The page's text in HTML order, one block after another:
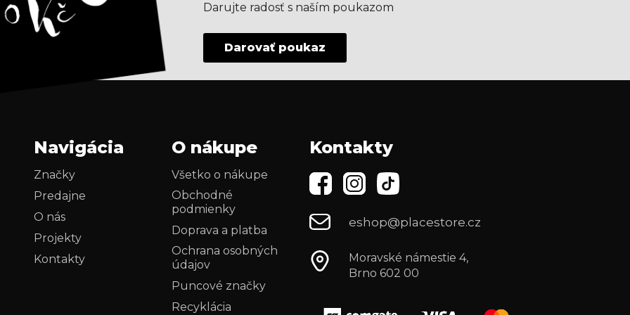
Darujte radosť s naším poukazom
Darovať poukaz
Navigácia
Značky
Predajne
O nás
Projekty
Kontakty
O nákupe
Všetko o nákupe
Obchodné
podmienky
Doprava a platba
Ochrana osobných
údajov
Puncové značky
Recyklácia
Kontakty
eshop@placestore.cz
Moravské námestie 4,
Brno 602 00